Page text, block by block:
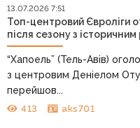
13.07.2026 7:51
Топ-центровий Євроліги
після сезону з
“Хапоель” (Тель-Авів)
з центровим Деніелом
перейшов...
413 aks701